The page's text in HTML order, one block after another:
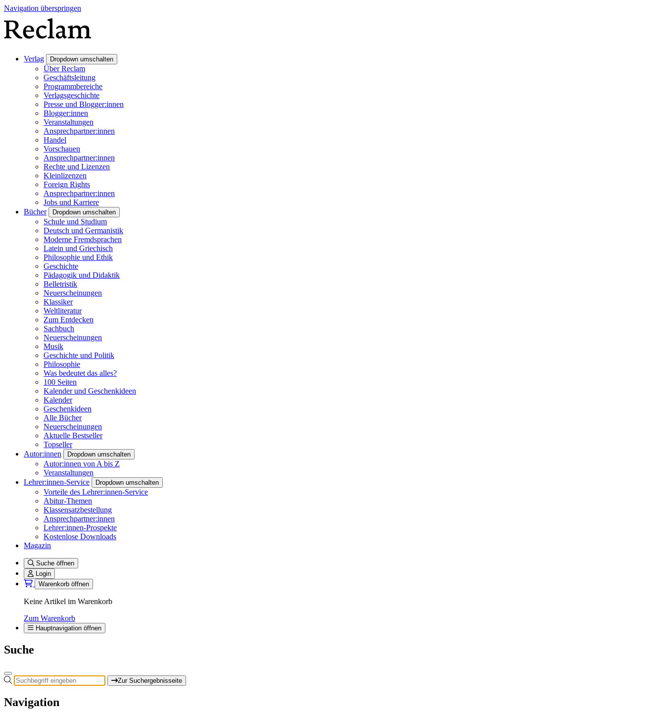
Navigation überspringen
Verlag Dropdown umschalten
Über Reclam
Geschäftsleitung
Programmbereiche
Verlagsgeschichte
Presse und Blogger:innen
Blogger:innen
Veranstaltungen
Ansprechpartner:innen
Handel
Vorschauen
Ansprechpartner:innen
Rechte und Lizenzen
Kleinlizenzen
Foreign Rights
Ansprechpartner:innen
Jobs und Karriere
Bücher
Dropdown umschalten
Schule und Studium
Deutsch und Germanistik
Moderne Fremdsprachen
Latein und Griechisch
Philosophie und Ethik
Geschichte
Pädagogik und Didaktik
Belletristik
Neuerscheinungen
Klassiker
Weltliteratur
Zum Entdecken
Sachbuch
Neuerscheinungen
Musik
Geschichte und Politik
Philosophie
Was bedeutet das alles?
100 Seiten
Kalender und Geschenkideen
Kalender
Geschenkideen
Alle Bücher
Neuerscheinungen
Aktuelle Bestseller
Topseller
Autor:innen
Dropdown umschalten
Autor:innen von A bis Z
Veranstaltungen
Lehrer:innen-Service
Dropdown umschalten
Vorteile des Lehrer:innen-Service
Abitur-Themen
Klassensatzbestellung
Ansprechpartner:innen
Lehrer:innen-Prospekte
Kostenlose Downloads
Magazin
Suche öffnen
Login
Warenkorb öffnen
Keine Artikel im Warenkorb
Zum Warenkorb
Hauptnavigation öffnen
Suche
Zur Suchergebnisseite
Navigation